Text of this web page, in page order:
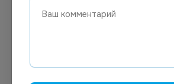
Цена по запросу
автомат 4 кг
жидкий